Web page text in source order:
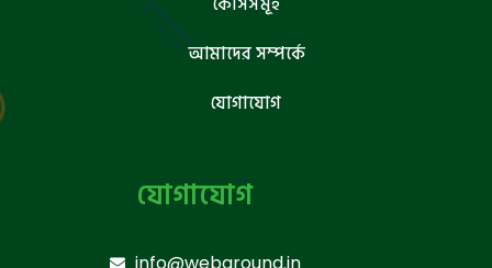
আমাদের সম্পর্কে
যোগাযোগ
যোগাযোগ